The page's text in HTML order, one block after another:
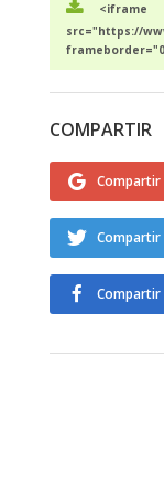
<iframe
src="https://
COMPARTIR
Compartir
Compartir